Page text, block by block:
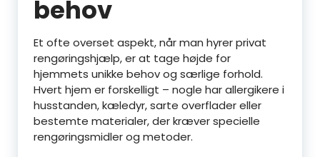
behov
Et ofte overset aspekt, når man hyrer privat
rengøringshjælp, er at tage højde for
hjemmets unikke behov og særlige forhold.
Hvert hjem er forskelligt – nogle har allergikere i
husstanden, kæledyr, sarte overflader eller
bestemte materialer, der kræver specielle
rengøringsmidler og metoder.